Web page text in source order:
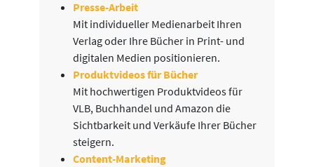
Presse-Arbeit
Mit individueller Medienarbeit Ihren
Verlag oder Ihre Bücher in Print- und
digitalen Medien positionieren.
Produktvideos für Bücher
Mit hochwertigen Produktvideos für
VLB, Buchhandel und Amazon die
Sichtbarkeit und Verkäufe Ihrer Bücher
steigern.
Content-Marketing